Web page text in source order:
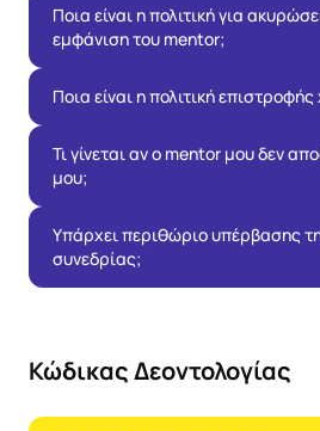
Ποια είναι η πολιτική για
εμφάνιση του mentor;
Ποια είναι η πολιτική
Τι γίνεται αν ο mentor μου δεν
μου;
Υπάρχει περιθώριο υπέρβασης
συνεδρίας;
Κώδικας Δεοντολογίας